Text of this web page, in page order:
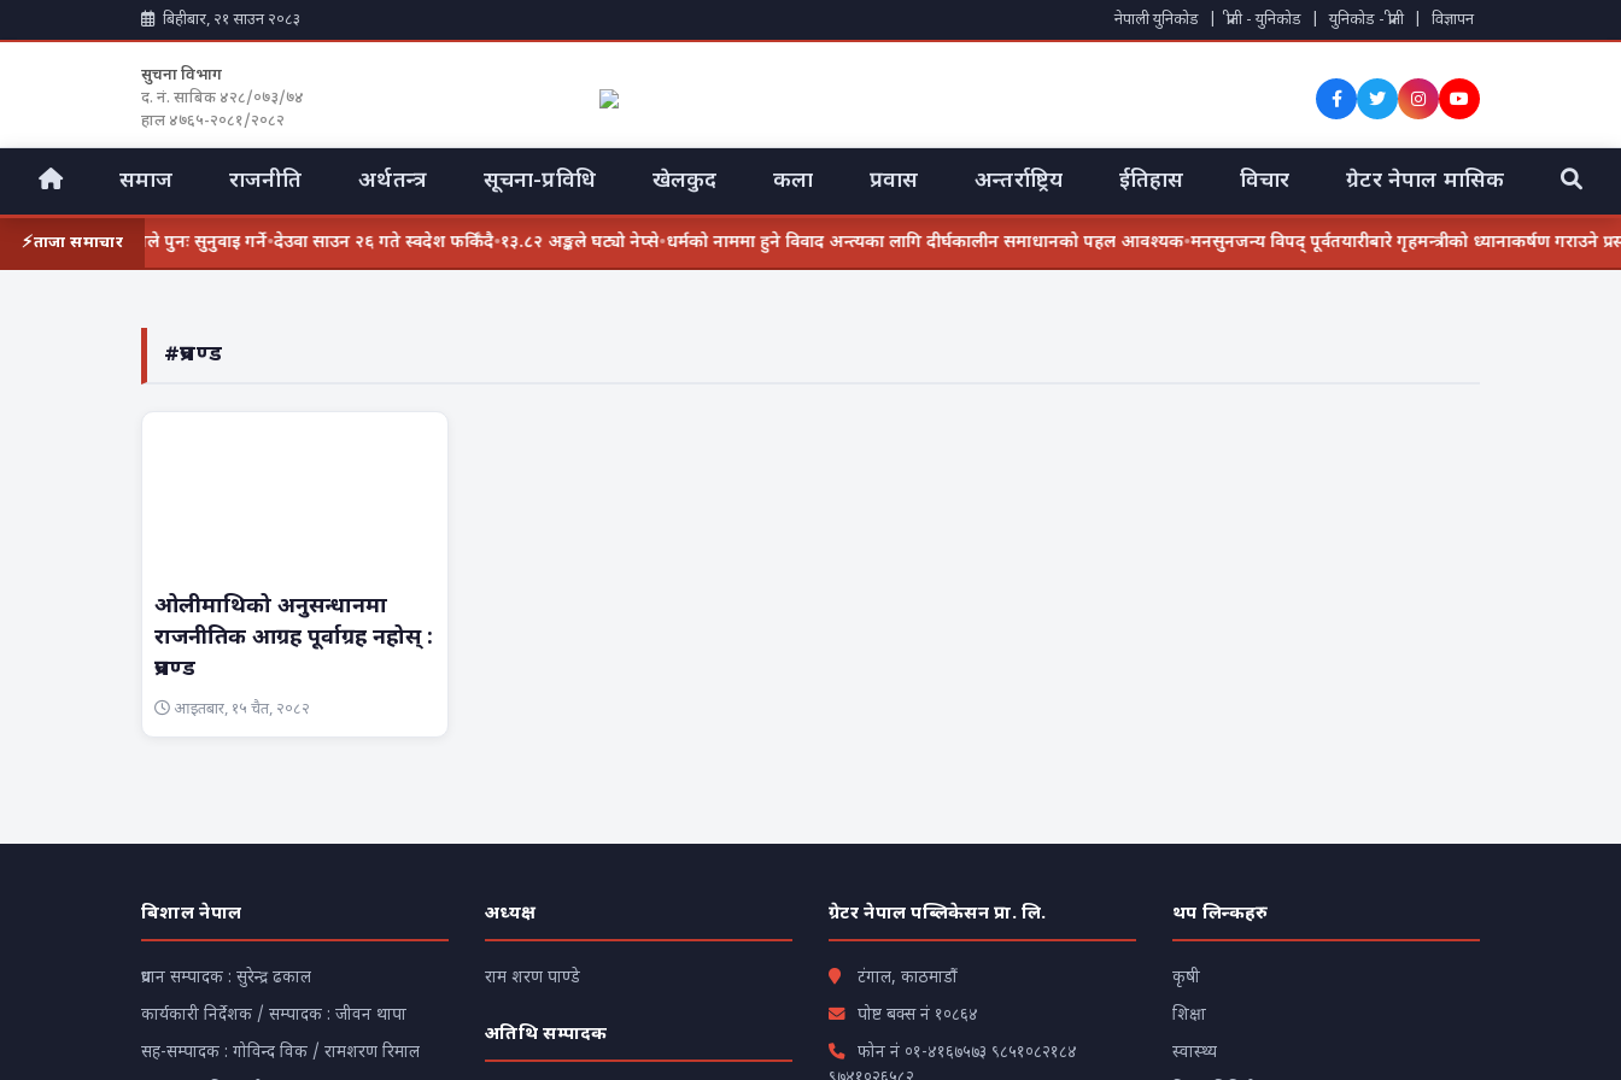
बिहीबार, २१ साउन २०८३ नेपाली युनिकोड प्रीती - युनिकोड युनिकोड - प्रीती विज्ञापन
सुचना विभाग
द. नं. साबिक ४२८/०७३/७४
हाल ४७६५-२०८१/२०८२
समाज राजनीति अर्थतन्त्र सूचना-प्रविधि खेलकुद कला प्रवास अन्तर्राष्ट्रिय ईतिहास विचार ग्रेटर नेपाल मासिक
ताजा समाचार
विवादमा सर्वोच्चले पुनः सुनुवाइ गर्ने•देउवा साउन २६ गते स्वदेश फर्किँदै•१३.८२ अङ्कले घट्यो नेप्से•धर्मको नाममा हुने विवाद अन्त्यका लागि दीर्घकालीन समाधानको पहल आवश्यक•मनसुनजन्य विपद् पूर्वतयारीबारे गृहमन्त्रीको ध्यानाकर्षण गराउने
#प्रचण्ड
ओलीमाथिको अनुसन्धानमा
राजनीतिक आग्रह पूर्वाग्रह नहोस् :
प्रचण्ड
आइतबार, १५ चैत, २०८२
बिशाल नेपाल
प्रधान सम्पादक : सुरेन्द्र ढकाल
कार्यकारी निर्देशक / सम्पादक : जीवन थापा
सह-सम्पादक : गोविन्द विक / रामशरण रिमाल
अध्यक्ष
राम शरण पाण्डे
अतिथि सम्पादक
ग्रेटर नेपाल पब्लिकेसन प्रा. लि.
टंगाल, काठमाडौं
पोष्ट बक्स नं १०८६४
फोन नं ०१-४१६७५७३ ९८५१०८२१८४
थप लिन्कहरु
कृषी
शिक्षा
स्वास्थ्य